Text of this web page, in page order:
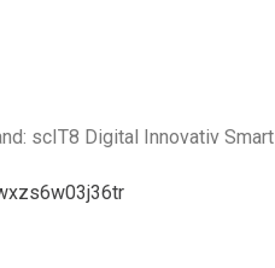
scIT8 Digital Innovativ Smart